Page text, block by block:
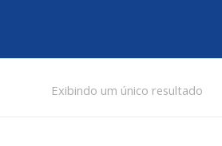
Exibindo um único resultado